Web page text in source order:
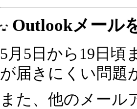
Outlookメール
5月5日から19日頃
が届きにくい問題
また、他のメール